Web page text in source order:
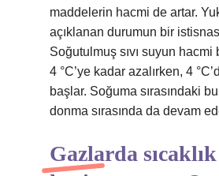
maddelerin hacmi de artar.
açıklanan durumun bir
Soğutulmuş sıvı suyun
4 °C’ye kadar azalırken, 4
başlar. Soğuma sırasındaki bu
donma sırasında da devam
Gazlarda